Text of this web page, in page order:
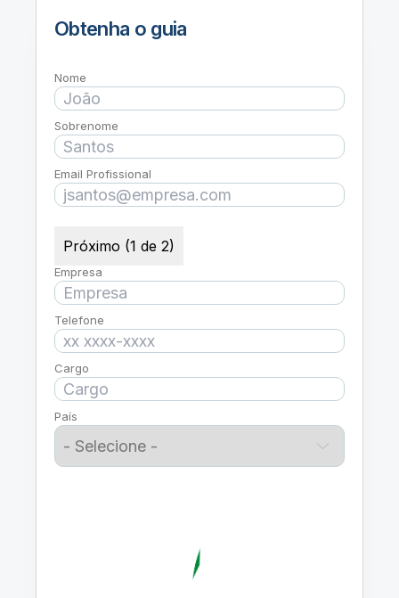
Obtenha o guia
Nome
Sobrenome
Email Profissional
Próximo (1 de 2)
Empresa
Telefone
Cargo
País